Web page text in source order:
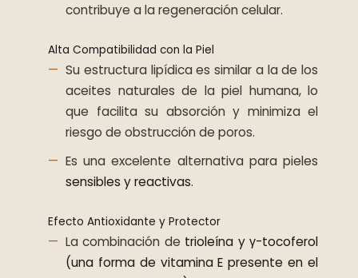
contribuye a la regeneración celular.
Alta Compatibilidad con la Piel
Su estructura lipídica es similar a la de los
aceites naturales de la piel humana, lo
que facilita su absorción y minimiza el
riesgo de obstrucción de poros.
Es una excelente alternativa para pieles
sensibles y reactivas.
Efecto Antioxidante y Protector
La combinación de trioleína y γ-tocoferol
(una forma de vitamina E presente en el